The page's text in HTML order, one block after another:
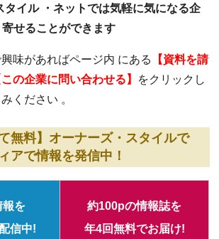
タイル ・ネットでは気軽に気になる企
せることができます
味があればページ内 にある
【資料を請
この企業に問い合わせる】 をクリックし
ください 。
無料】オーナーズ・スタイルで
アで情報を発信中！
報を
信中!
約100pの情報誌を
年4回無料でお届け!